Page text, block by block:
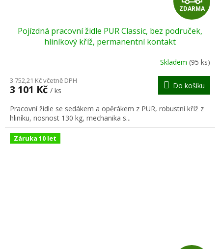
D
A
R
M
A
ZDARMA
Pojízdná pracovní židle PUR Classic, bez područek,
hliníkový kříž, permanentní kontakt
Skladem (95 ks)
3 752,21 Kč včetně DPH
3 101 Kč / ks
Do košíku
Pracovní židle se sedákem a opěrákem z PUR, robustní kříž z
hliníku, nosnost 130 kg, mechanika s...
Záruka 10 let